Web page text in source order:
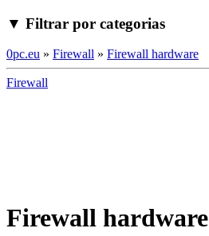
▼ Filtrar por categorias
0pc.eu » Firewall » Firewall hardware
Firewall
Firewall hardware